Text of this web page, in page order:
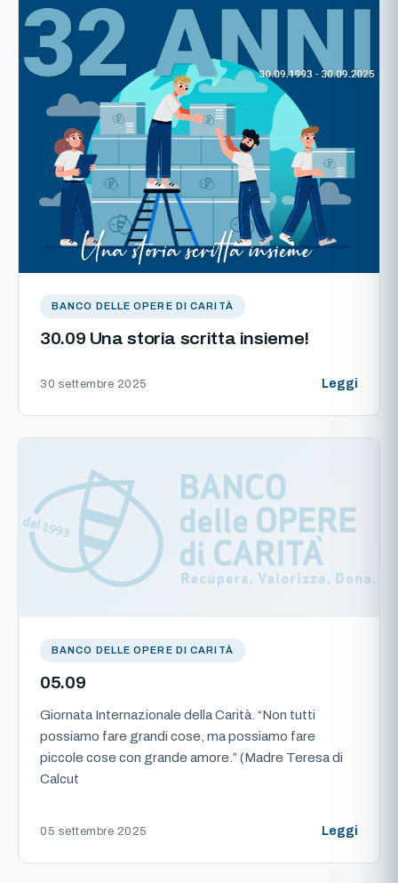
BANCO DELLE OPERE DI CARITÀ
30.09 Una storia scritta insieme!
30 settembre 2025 Leggi
BANCO DELLE OPERE DI CARITÀ
05.09
Giornata Internazionale della Carità. “Non tutti
possiamo fare grandi cose, ma possiamo fare
piccole cose con grande amore.” (Madre Teresa di
Calcut
05 settembre 2025 Leggi